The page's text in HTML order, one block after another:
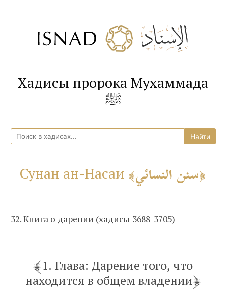
Хадисы пророка Мухаммада
ﷺ
Сунан ан-Насаи سنن النسائي
32. Книга о дарении (хадисы 3688-3705)
1. Глава: Дарение того, что
находится в общем владении